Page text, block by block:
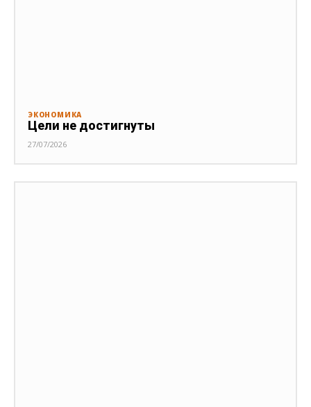
ЭКОНОМИКА
Цели не достигнуты
27/07/2026